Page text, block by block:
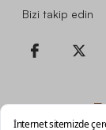
Bizi takip edin